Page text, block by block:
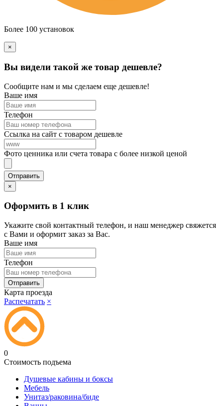
Более 100 установок
×
Вы видели такой же товар дешевле?
Сообщите нам и мы сделаем еще дешевле!
Ваше имя
Телефон
Ссылка на сайт с товаром дешевле
Фото ценника или счета товара с более низкой ценой
×
Оформить в 1 клик
Укажите свой контактный телефон, и наш менеджер свяжется
с Вами и оформит заказ за Вас.
Ваше имя
Телефон
Карта проезда
Распечатать ×
0
Стоимость подъема
Душевые кабины и боксы
Мебель
Унитаз/раковина/биде